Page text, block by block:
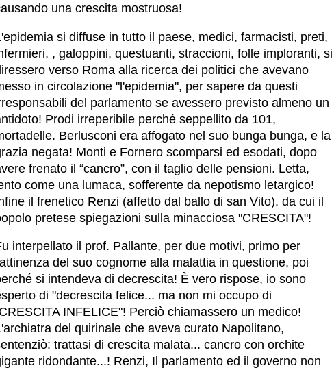
una crescita mostruosa!
si diffuse in tutto il paese, medici, farmacisti, preti,
, galoppini, questuanti, straccioni, folle imploranti, si
verso Roma alla ricerca dei politici che avevano
in circolazione "l'epidemia", per sapere da questi
del parlamento se avessero previsto almeno un
Prodi irreperibile perché seppellito da 101,
Berlusconi era affogato nel suo bunga bunga, e la
negata! Monti e Fornero scomparsi ed esodati, dopo
frenato il “cancro”, con il taglio delle pensioni. Letta,
come una lumaca, sofferente da nepotismo letargico!
il frenetico Renzi (affetto dal ballo di san Vito), da cui il
pretese spiegazioni sulla minacciosa "CRESCITA"!
interpellato il prof. Pallante, per due motivi, primo per
del suo cognome alla malattia in questione, poi
si intendeva di decrescita! È vero rispose, io sono
di "decrescita felice... ma non mi occupo di
INFELICE"! Perciò chiamassero un medico!
del quirinale che aveva curato Napolitano,
trattasi di crescita malata... cancro con orchite
ridondante...! Renzi, Il parlamento ed il governo non